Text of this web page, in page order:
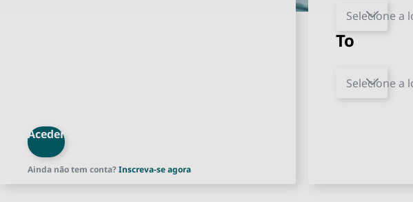
Aceder
Ainda não tem conta?Inscreva-se agora